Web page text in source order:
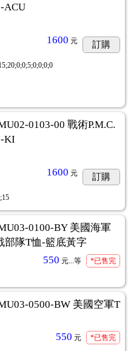
ACU
1600 元 訂購
0103-00 戰術P.M.C.
KI
1600 元 訂購
0100-BY 美國海軍
部隊T恤-籃底黃字
550 元... 等 *已售完
0500-BW 美國空軍T
550 元 *已售完